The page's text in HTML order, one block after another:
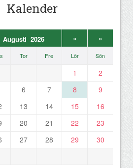
Kalender
Augusti 2026 » »
Tor Fre Lör Sön
1
2
6 7 8
9
13 14 15
16
20 21 22
23
27 28 29
30